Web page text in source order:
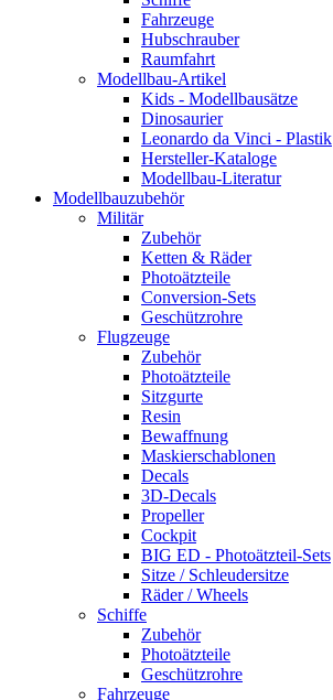
Fahrzeuge
Hubschrauber
Raumfahrt
Modellbau-Artikel
Kids - Modellbausätze
Dinosaurier
Leonardo da Vinci - Plastik
Hersteller-Kataloge
Modellbau-Literatur
Modellbauzubehör
Militär
Zubehör
Ketten & Räder
Photoätzteile
Conversion-Sets
Geschützrohre
Flugzeuge
Zubehör
Photoätzteile
Sitzgurte
Resin
Bewaffnung
Maskierschablonen
Decals
3D-Decals
Propeller
Cockpit
BIG ED - Photoätzteil-Sets
Sitze / Schleudersitze
Räder / Wheels
Schiffe
Zubehör
Photoätzteile
Geschützrohre
Fahrzeuge